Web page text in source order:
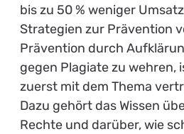
bis zu 50 % weniger
Strategien zur Prävention
Prävention durch
gegen Plagiate zu wehren,
zuerst mit dem Thema
Dazu gehört das Wissen
Rechte und darüber, wie